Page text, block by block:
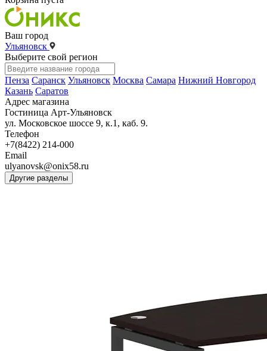
Ваш город
Ульяновск
Выберите свой регион
Пенза Саранск Ульяновск Москва Самара Нижний Новгород
Казань Саратов
Адрес магазина
Гостиница Арт-Ульяновск
ул. Московское шоссе 9, к.1, каб. 9.
Телефон
+7(8422) 214-000
Email
ulyanovsk@onix58.ru
Другие разделы